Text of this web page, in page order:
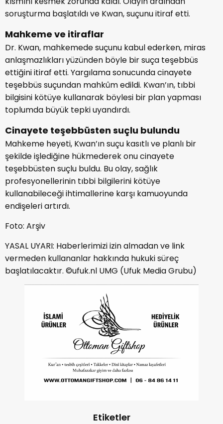
soruşturma başlatıldı ve Kwan, suçunu itiraf etti.
Mahkeme ve itiraflar
Dr. Kwan, mahkemede suçunu kabul ederken, miras
anlaşmazlıkları yüzünden böyle bir suça teşebbüs
ettiğini itiraf etti. Yargılama sonucunda cinayete
teşebbüs suçundan mahkûm edildi. Kwan’ın, tıbbi
bilgisini kötüye kullanarak böylesi bir plan yapması
toplumda büyük tepki uyandırdı.
Cinayete teşebbüsten suçlu bulundu
Mahkeme heyeti, Kwan’ın suçu kasıtlı ve planlı bir
şekilde işlediğine hükmederek onu cinayete
teşebbüsten suçlu buldu. Bu olay, sağlık
profesyonellerinin tıbbi bilgilerini kötüye
kullanabileceği ihtimallerine karşı kamuoyunda
endişeleri artırdı.
Foto: Arşiv
YASAL UYARI: Haberlerimizi izin almadan ve link
vermeden kullananlar hakkında hukuki süreç
başlatılacaktır. ©ufuk.nl UMG (Ufuk Media Grubu)
Etiketler